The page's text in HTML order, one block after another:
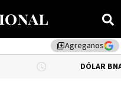
library_addAgreganos
DÓLAR BNA 0.34%